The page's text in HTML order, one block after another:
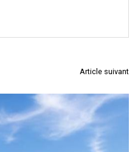
Article suivant